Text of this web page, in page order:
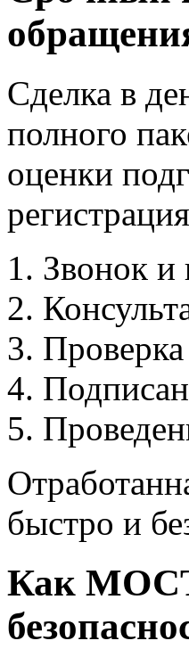
Сделка в
полного
оценки
Звонок и
быстро и
Как МОСТ